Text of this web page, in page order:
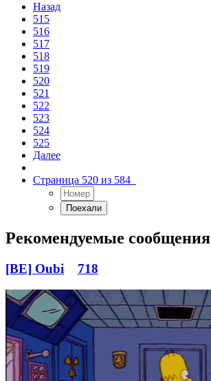
Назад
515
516
517
518
519
520
521
522
523
524
525
Далее
Страница 520 из 584
Рекомендуемые сообщения
[BE] Oubi 718